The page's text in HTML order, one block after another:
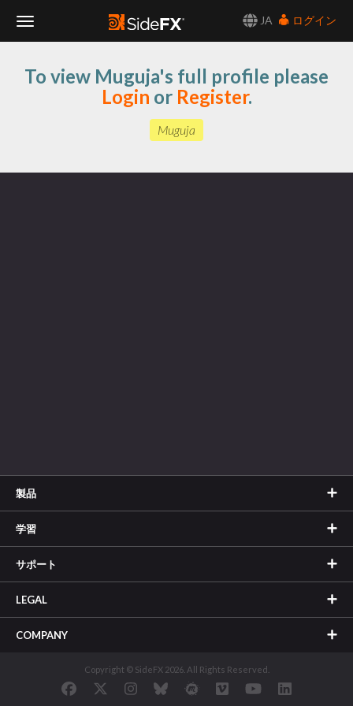
JA
ログイン
Navigation
To view Muguja's full profile please
Login or Register.
Muguja
製品
学習
サポート
LEGAL
COMPANY
Copyright © SideFX 2026. All Rights Reserved.